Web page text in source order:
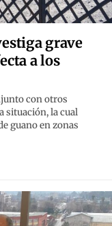
grave
a los
con otros
situación, la cual
guano en zonas